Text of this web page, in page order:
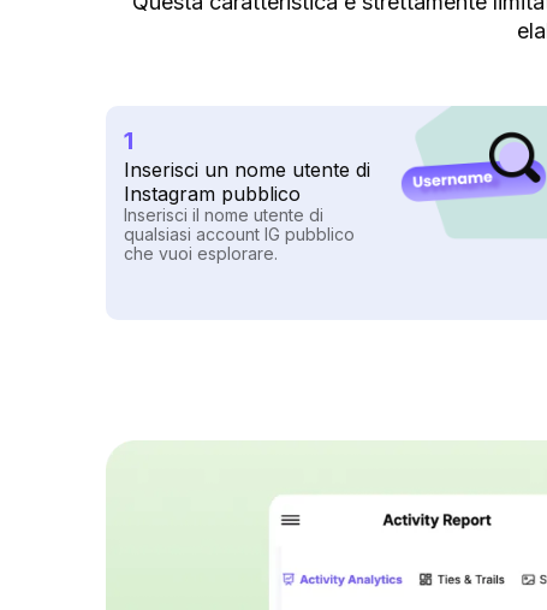
1
Inserisci un nome utente di
Instagram pubblico
Inserisci il nome utente di
qualsiasi account IG pubblico
che vuoi esplorare.